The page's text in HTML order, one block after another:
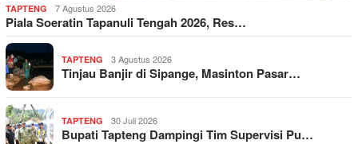
TAPTENG 7 Agustus 2026
Piala Soeratin Tapanuli Tengah 2026, Res…
TAPTENG 3 Agustus 2026
Tinjau Banjir di Sipange, Masinton Pasar…
TAPTENG 30 Juli 2026
Bupati Tapteng Dampingi Tim Supervisi Pu…